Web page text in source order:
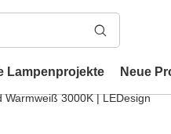
Lampenprojekte Neue
3000K | LEDesign